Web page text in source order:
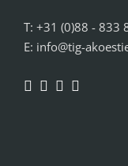
T: +31 (0)88 - 833
E: info@tig-